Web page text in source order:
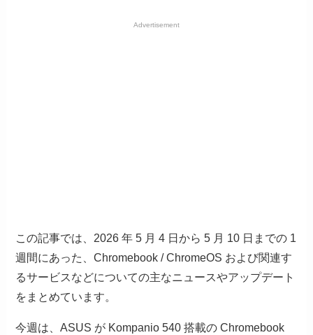
Advertisement
この記事では、2026 年 5 月 4 日から 5 月 10 日までの 1
週間にあった、Chromebook / ChromeOS および関連す
るサービスなどについての主なニュースやアップデート
をまとめています。
今週は、ASUS が Kompanio 540 搭載の Chromebook